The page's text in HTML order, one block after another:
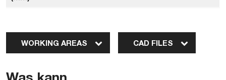
WORKING AREAS CAD FILES